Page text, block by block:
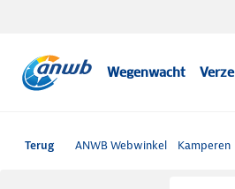
Wegenwacht
Terug ANWB Webwinkel Kamperen